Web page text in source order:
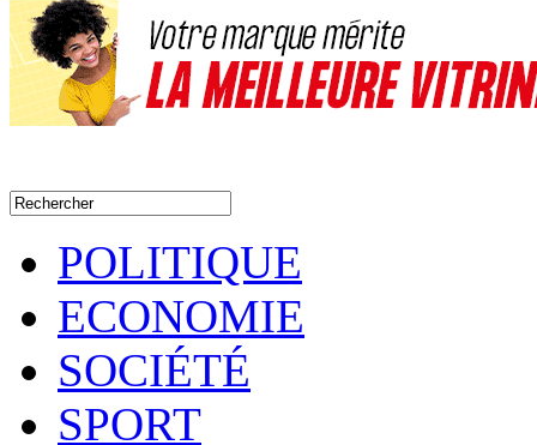
POLITIQUE
ECONOMIE
SOCIÉTÉ
SPORT